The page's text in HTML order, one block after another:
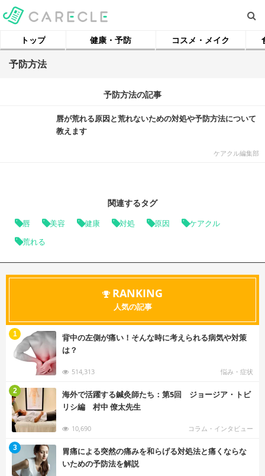
トップ 健康・予防 コスメ・メイク
予防方法
予防方法の記事
唇が荒れる原因と荒れないための対処や予防方法について
教えます
ケアクル編集部
関連するタグ
唇 美容 健康 対処 原因 ケアクル
荒れる
RANKING
人気の記事
背中の左側が痛い！そんな時に考えられる病気や対策
は？
514,313 悩み・症状
1
海外で活躍する鍼灸師たち：第5回 ジョージア・トビ
リシ編 村中 僚太先生
10,690 コラム・インタビュー
2
胃痛による突然の痛みを和らげる対処法と痛くならな
いための予防法を解説
3